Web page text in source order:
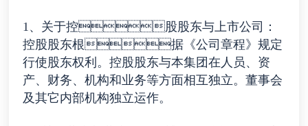
1、关于控股股东与上市公司：
控股股东根据《公司章程》规定
行使股东权利。控股股东与本集团在人员、资
产、财务、机构和业务等方面相互独立。董事会
及其它内部机构独立运作。